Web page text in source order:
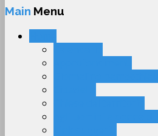
Main Menu